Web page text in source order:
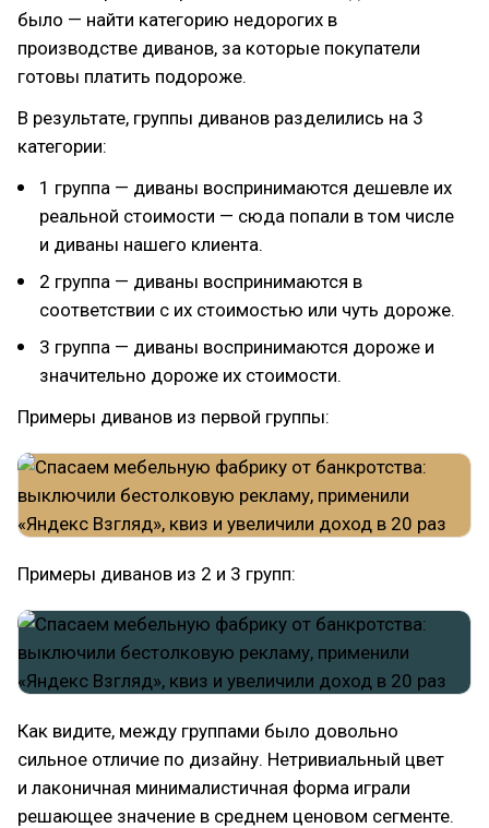
было — найти категорию недорогих в
производстве диванов, за которые покупатели
готовы платить подороже.
В результате, группы диванов разделились на 3
категории:
1 группа — диваны воспринимаются дешевле их
реальной стоимости — сюда попали в том числе
и диваны нашего клиента.
2 группа — диваны воспринимаются в
соответствии с их стоимостью или чуть дороже.
3 группа — диваны воспринимаются дороже и
значительно дороже их стоимости.
Примеры диванов из первой группы:
Примеры диванов из 2 и 3 групп:
Как видите, между группами было довольно
сильное отличие по дизайну. Нетривиальный цвет
и лаконичная минималистичная форма играли
решающее значение в среднем ценовом сегменте.